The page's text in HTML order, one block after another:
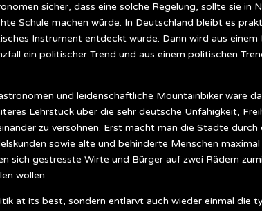
sicher, dass eine solche Regelung, sollte sie in
Schule machen würde. In Deutschland bleibt es
Instrument entdeckt wurde. Dann wird aus einem
ein politischer Trend und aus einem politischen
und leidenschaftliche Mountainbiker wäre
Lehrstück über die sehr deutsche Unfähigkeit,
zu versöhnen. Erst macht man die Städte
sowie alte und behinderte Menschen
sich gestresste Wirte und Bürger auf zwei Rädern
wollen.
at its best, sondern entlarvt auch wieder einmal die